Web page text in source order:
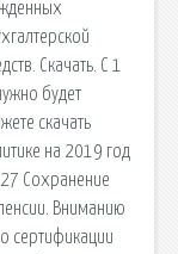
Скачать. С 1
будет
скачать
на 2019 год
27 Сохранение
Вниманию
сертификации